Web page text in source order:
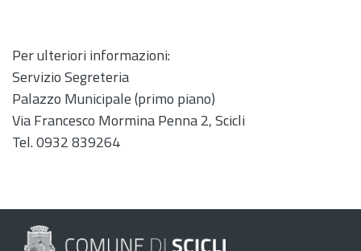
Per ulteriori informazioni:
Servizio Segreteria
Palazzo Municipale (primo piano)
Via Francesco Mormina Penna 2, Scicli
Tel. 0932 839264